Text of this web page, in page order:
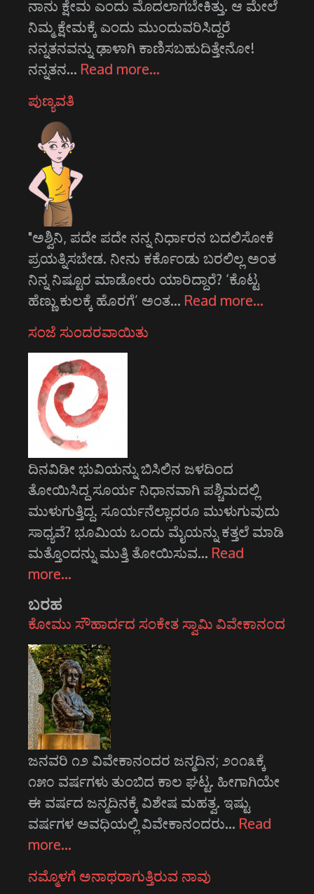
ನಾನು ಕ್ಷೇಮ ಎಂದು ಮೊದಲಾಗಬೇಕಿತ್ತು. ಆ ಮೇಲೆ
ನಿಮ್ಮ ಕ್ಷೇಮಕ್ಕೆ ಎಂದು ಮುಂದುವರಿಸಿದ್ದರೆ
ನನ್ನತನವನ್ನು ಢಾಳಾಗಿ ಕಾಣಿಸಬಹುದಿತ್ತೇನೋ!
ನನ್ನತನ… Read more…
ಪುಣ್ಯವತಿ
"ಅಶ್ವಿನಿ, ಪದೇ ಪದೇ ನನ್ನ ನಿರ್ಧಾರನ ಬದಲಿಸೋಕೆ
ಪ್ರಯತ್ನಿಸಬೇಡ. ನೀನು ಕರ್ಕೊಂಡು ಬರಲಿಲ್ಲ ಅಂತ
ನಿನ್ನ ನಿಷ್ಟೂರ ಮಾಡೋರು ಯಾರಿದ್ದಾರೆ? ‘ಕೊಟ್ಟ
ಹೆಣ್ಣು ಕುಲಕ್ಕೆ ಹೊರಗೆ’ ಅಂತ… Read more…
ಸಂಜೆ ಸುಂದರವಾಯಿತು
ದಿನವಿಡೀ ಭುವಿಯನ್ನು ಬಿಸಿಲಿನ ಜಳದಿಂದ
ತೋಯಿಸಿದ್ದ ಸೂರ್ಯ ನಿಧಾನವಾಗಿ ಪಶ್ಚಿಮದಲ್ಲಿ
ಮುಳುಗುತ್ತಿದ್ದ. ಸೂರ್ಯನೆಲ್ಲಾದರೂ ಮುಳುಗುವುದು
ಸಾಧ್ಯವೆ? ಭೂಮಿಯ ಒಂದು ಮೈಯನ್ನು ಕತ್ತಲೆ ಮಾಡಿ
ಮತ್ತೊಂದನ್ನು ಮುತ್ತಿ ತೋಯಿಸುವ… Read
more…
ಬರಹ
ಕೋಮು ಸೌಹಾರ್ದದ ಸಂಕೇತ ಸ್ವಾಮಿ ವಿವೇಕಾನಂದ
ಜನವರಿ ೧೨ ವಿವೇಕಾನಂದರ ಜನ್ಮದಿನ; ೨೦೧೩ಕ್ಕೆ
೧೫೦ ವರ್ಷಗಳು ತುಂಬಿದ ಕಾಲ ಘಟ್ಟ. ಹೀಗಾಗಿಯೇ
ಈ ವರ್ಷದ ಜನ್ಮದಿನಕ್ಕೆ ವಿಶೇಷ ಮಹತ್ವ. ಇಷ್ಟು
ವರ್ಷಗಳ ಅವಧಿಯಲ್ಲಿ ವಿವೇಕಾನಂದರು… Read
more…
ನಮ್ಮೊಳಗೆ ಅನಾಥರಾಗುತ್ತಿರುವ ನಾವು